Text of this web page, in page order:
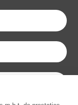
en je kan je ook